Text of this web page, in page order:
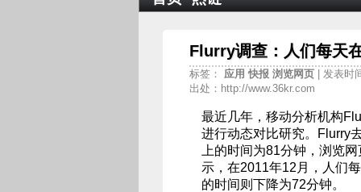
Flurry调查：人们每天
标签： 应用快报 浏览网页
| 发表
出处：http://www.36kr.com
最近几年，移动分析机构
进行动态对比研究。Flurry
上的时间为81分钟，浏览
示，在2011年12月，人们
的时间则下降为72分钟。